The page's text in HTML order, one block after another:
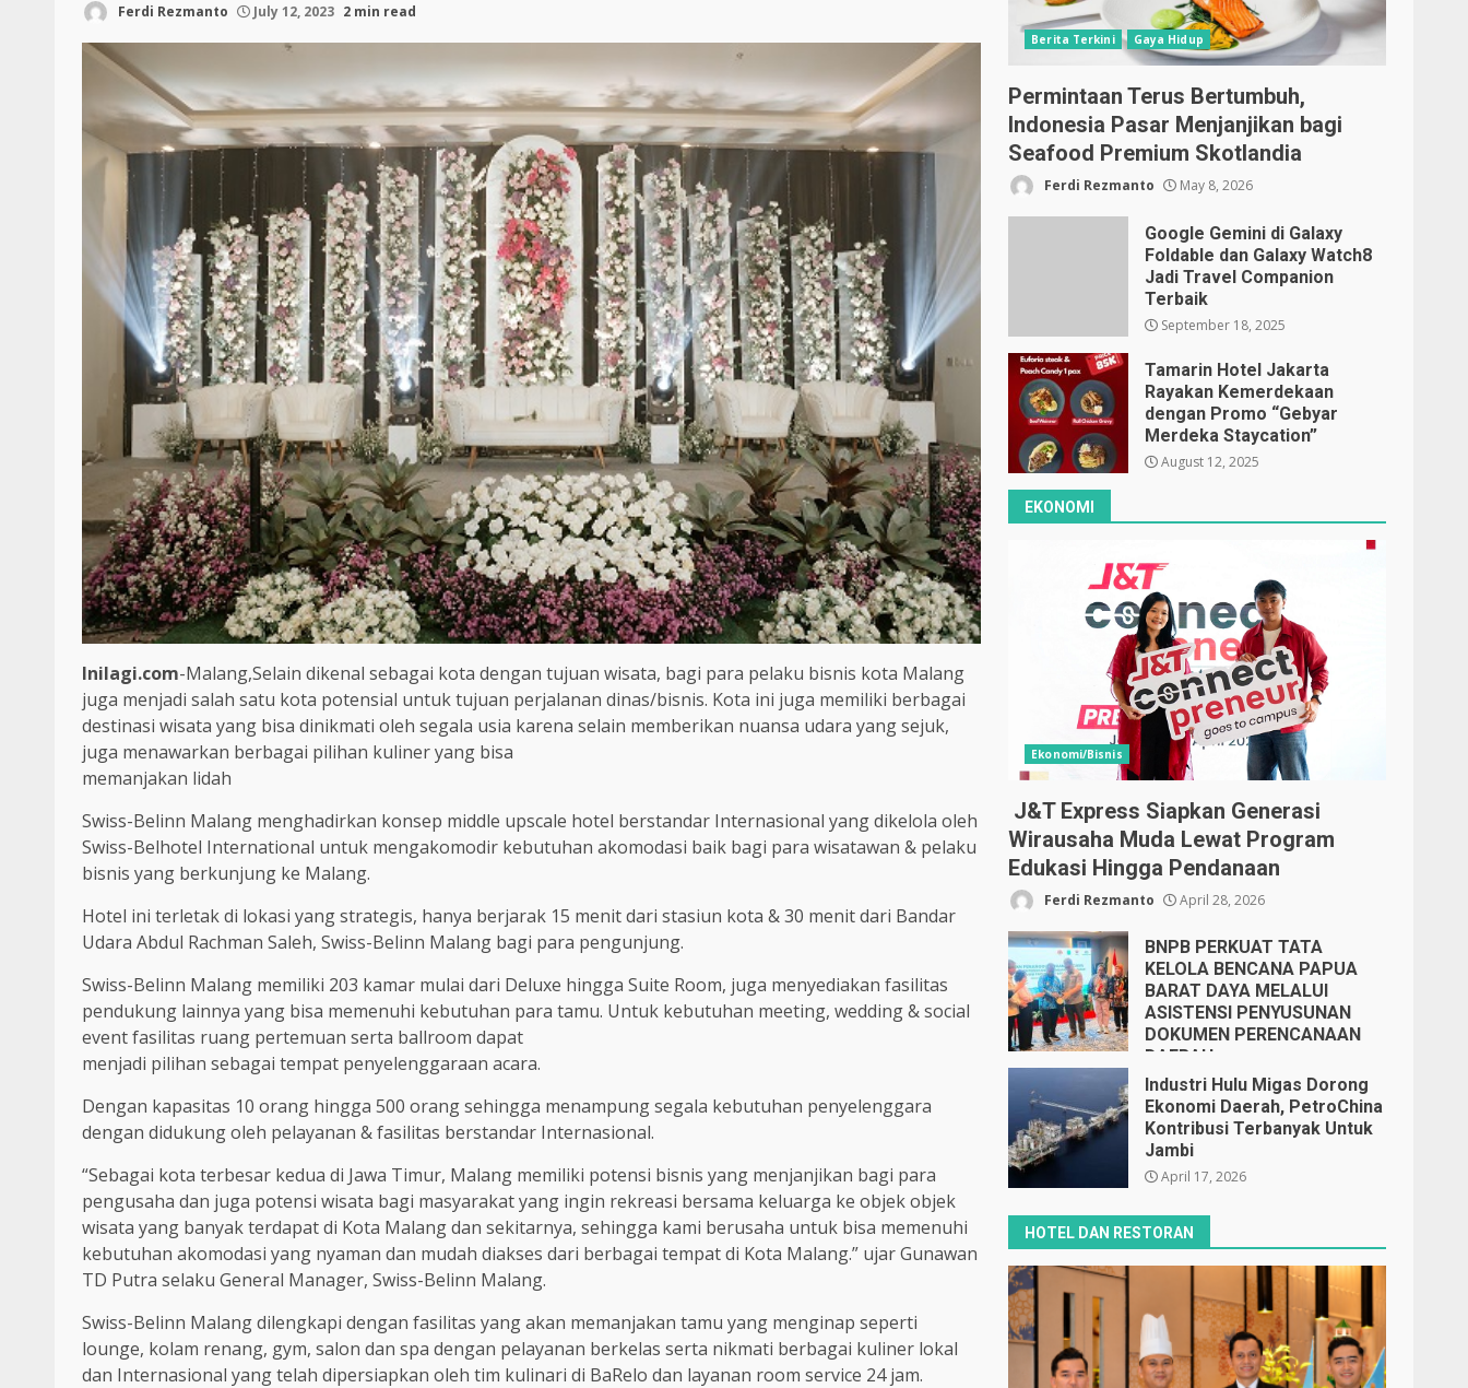
Ferdi Rezmanto July 12, 2023 2 min read
Inilagi.com-Malang,Selain dikenal sebagai kota dengan tujuan wisata, bagi para pelaku bisnis kota Malang
juga menjadi salah satu kota potensial untuk tujuan perjalanan dinas/bisnis. Kota ini juga memiliki berbagai
destinasi wisata yang bisa dinikmati oleh segala usia karena selain memberikan nuansa udara yang sejuk,
juga menawarkan berbagai pilihan kuliner yang bisa
memanjakan lidah
Swiss-Belinn Malang menghadirkan konsep middle upscale hotel berstandar Internasional yang dikelola oleh
Swiss-Belhotel International untuk mengakomodir kebutuhan akomodasi baik bagi para wisatawan & pelaku
bisnis yang berkunjung ke Malang.
Hotel ini terletak di lokasi yang strategis, hanya berjarak 15 menit dari stasiun kota & 30 menit dari Bandar
Udara Abdul Rachman Saleh, Swiss-Belinn Malang bagi para pengunjung.
Swiss-Belinn Malang memiliki 203 kamar mulai dari Deluxe hingga Suite Room, juga menyediakan fasilitas
pendukung lainnya yang bisa memenuhi kebutuhan para tamu. Untuk kebutuhan meeting, wedding & social
event fasilitas ruang pertemuan serta ballroom dapat
menjadi pilihan sebagai tempat penyelenggaraan acara.
Dengan kapasitas 10 orang hingga 500 orang sehingga menampung segala kebutuhan penyelenggara
dengan didukung oleh pelayanan & fasilitas berstandar Internasional.
“Sebagai kota terbesar kedua di Jawa Timur, Malang memiliki potensi bisnis yang menjanjikan bagi para
pengusaha dan juga potensi wisata bagi masyarakat yang ingin rekreasi bersama keluarga ke objek objek
wisata yang banyak terdapat di Kota Malang dan sekitarnya, sehingga kami berusaha untuk bisa memenuhi
kebutuhan akomodasi yang nyaman dan mudah diakses dari berbagai tempat di Kota Malang.” ujar Gunawan
TD Putra selaku General Manager, Swiss-Belinn Malang.
Swiss-Belinn Malang dilengkapi dengan fasilitas yang akan memanjakan tamu yang menginap seperti
lounge, kolam renang, gym, salon dan spa dengan pelayanan berkelas serta nikmati berbagai kuliner lokal
dan Internasional yang telah dipersiapkan oleh tim kulinari di BaRelo dan layanan room service 24 jam.
Berita Terkini Gaya Hidup
Permintaan Terus Bertumbuh,
Indonesia Pasar Menjanjikan bagi
Seafood Premium Skotlandia
Ferdi Rezmanto May 8, 2026
Google Gemini di Galaxy
Foldable dan Galaxy Watch8
Jadi Travel Companion
Terbaik
September 18, 2025
Tamarin Hotel Jakarta
Rayakan Kemerdekaan
dengan Promo “Gebyar
Merdeka Staycation”
August 12, 2025
EKONOMI
Ekonomi/Bisnis
J&T Express Siapkan Generasi
Wirausaha Muda Lewat Program
Edukasi Hingga Pendanaan
Ferdi Rezmanto April 28, 2026
BNPB PERKUAT TATA
KELOLA BENCANA PAPUA
BARAT DAYA MELALUI
ASISTENSI PENYUSUNAN
DOKUMEN PERENCANAAN
DAERAH
April 17, 2026
Industri Hulu Migas Dorong
Ekonomi Daerah, PetroChina
Kontribusi Terbanyak Untuk
Jambi
April 17, 2026
HOTEL DAN RESTORAN